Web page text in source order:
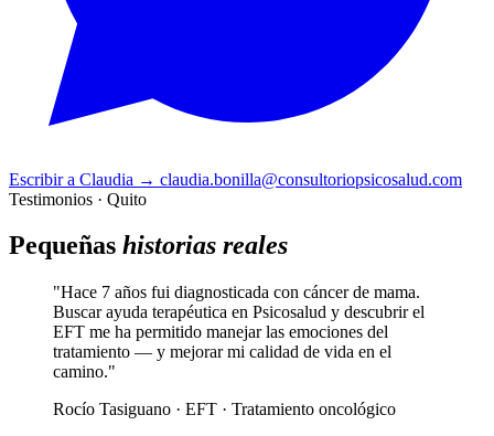
Escribir a Claudia → claudia.bonilla@consultoriopsicosalud.com
Testimonios · Quito
Pequeñas historias reales
"Hace 7 años fui diagnosticada con cáncer de mama.
Buscar ayuda terapéutica en Psicosalud y descubrir el
EFT me ha permitido manejar las emociones del
tratamiento — y mejorar mi calidad de vida en el
camino."
Rocío Tasiguano · EFT · Tratamiento oncológico